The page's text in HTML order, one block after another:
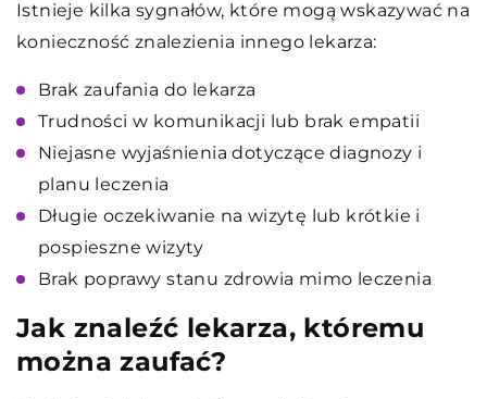
Istnieje kilka sygnałów, które mogą wskazywać na
konieczność znalezienia innego lekarza:
Brak zaufania do lekarza
Trudności w komunikacji lub brak empatii
Niejasne wyjaśnienia dotyczące diagnozy i
planu leczenia
Długie oczekiwanie na wizytę lub krótkie i
pospieszne wizyty
Brak poprawy stanu zdrowia mimo leczenia
Jak znaleźć lekarza, któremu
można zaufać?